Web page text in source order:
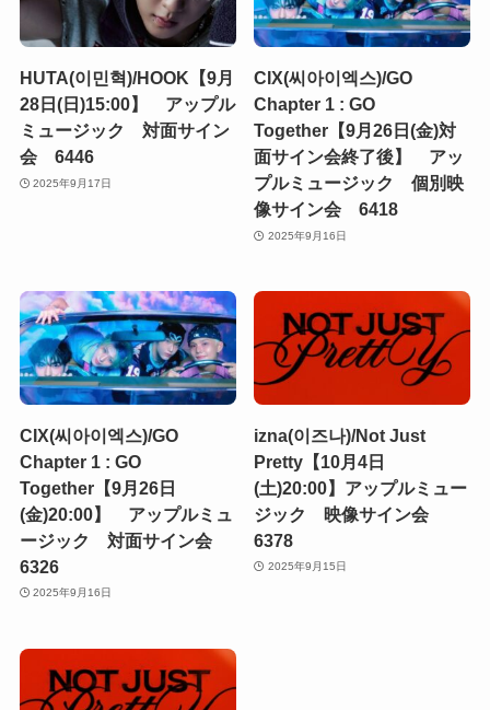
HUTA(이민혁)/HOOK【9月
28日(日)15:00】 アップル
ミュージック 対面サイン
会 6446
2025年9月17日
CIX(씨아이엑스)/GO
Chapter 1 : GO
Together【9月26日(金)対
面サイン会終了後】 アッ
プルミュージック 個別映
像サイン会 6418
2025年9月16日
CIX(씨아이엑스)/GO
Chapter 1 : GO
Together【9月26日
(金)20:00】 アップルミュ
ージック 対面サイン会
6326
2025年9月16日
izna(이즈나)/Not Just
Pretty【10月4日
(土)20:00】アップルミュー
ジック 映像サイン会
6378
2025年9月15日